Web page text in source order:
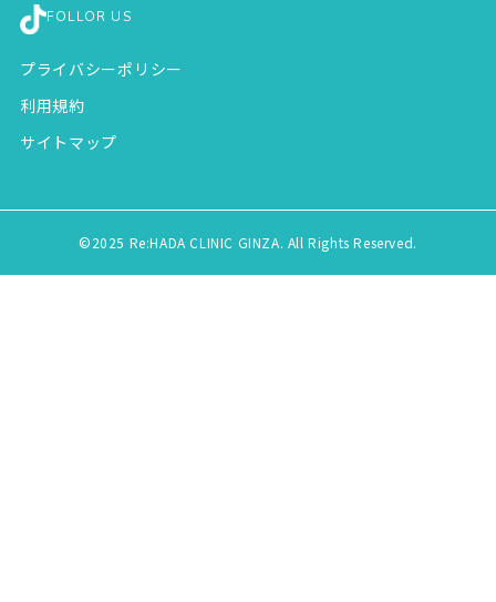
FOLLOR US
プライバシーポリシー
利用規約
サイトマップ
©2025 Re:HADA CLINIC GINZA. All Rights Reserved.